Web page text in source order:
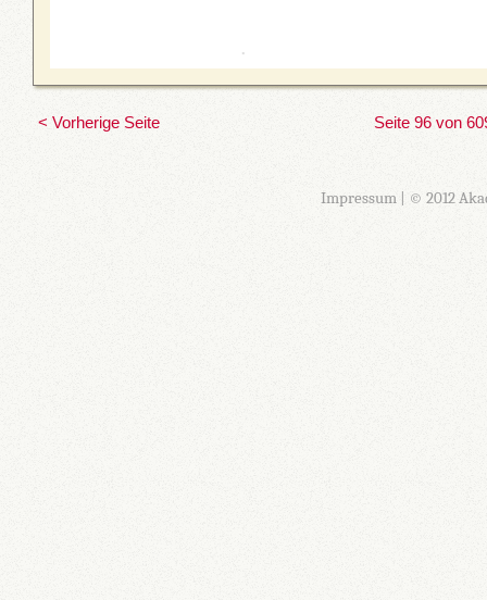
< Vorherige Seite Seite 96 von
Impressum| © 2012